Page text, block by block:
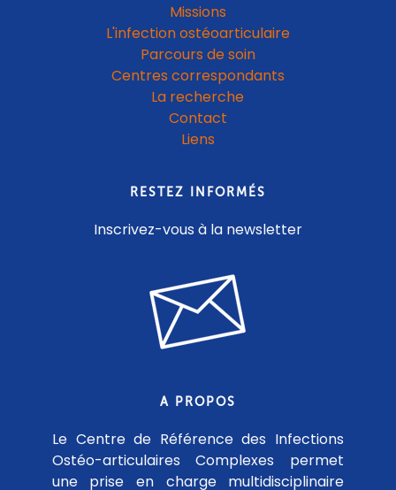
Missions
L'infection ostéoarticulaire
Parcours de soin
Centres correspondants
La recherche
Contact
Liens
RESTEZ INFORMÉS
Inscrivez-vous à la newsletter
A PROPOS
Le Centre de Référence des Infections
Ostéo-articulaires Complexes permet
une prise en charge multidisciplinaire